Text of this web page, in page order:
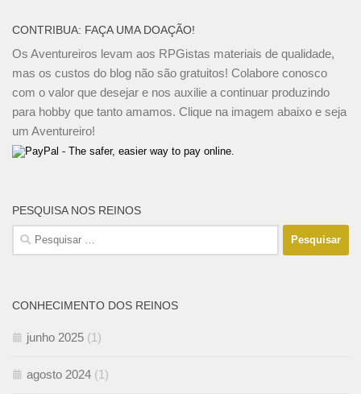
CONTRIBUA: FAÇA UMA DOAÇÃO!
Os Aventureiros levam aos RPGistas materiais de qualidade,
mas os custos do blog não são gratuitos! Colabore conosco
com o valor que desejar e nos auxilie a continuar produzindo
para hobby que tanto amamos. Clique na imagem abaixo e seja
um Aventureiro!
PESQUISA NOS REINOS
Pesquisar
por:
CONHECIMENTO DOS REINOS
junho 2025 (1)
agosto 2024 (1)